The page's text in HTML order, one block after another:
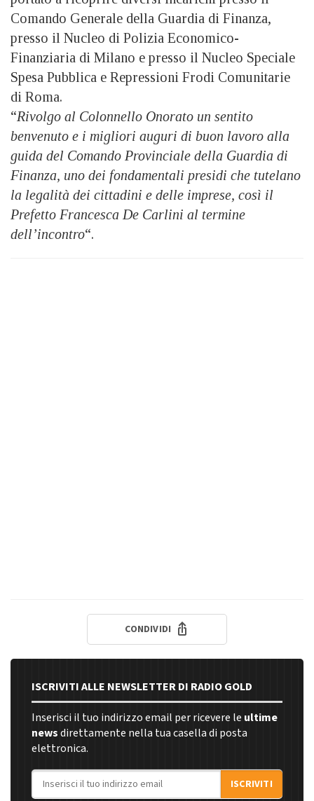
Comando Generale della Guardia di Finanza,
presso il Nucleo di Polizia Economico-
Finanziaria di Milano e presso il Nucleo Speciale
Spesa Pubblica e Repressioni Frodi Comunitarie
di Roma.
“Rivolgo al Colonnello Onorato un sentito
benvenuto e i migliori auguri di buon lavoro alla
guida del Comando Provinciale della Guardia di
Finanza, uno dei fondamentali presidi che tutelano
la legalità dei cittadini e delle imprese, così il
Prefetto Francesca De Carlini al termine
dell’incontro“.
CONDIVIDI
ISCRIVITI ALLE NEWSLETTER DI RADIO GOLD
Inserisci il tuo indirizzo email per ricevere le ultime
newsdirettamente nella tua casella di posta
elettronica.
Indirizzo email
ISCRIVITI